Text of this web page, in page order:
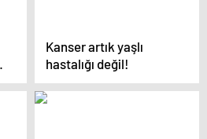
Kanser artık yaşlı
hastalığı değil!